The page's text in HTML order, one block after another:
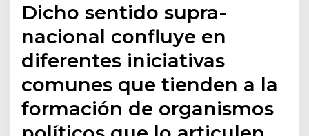
Dicho sentido supra-
nacional confluye en
diferentes iniciativas
comunes que tienden a la
formación de organismos